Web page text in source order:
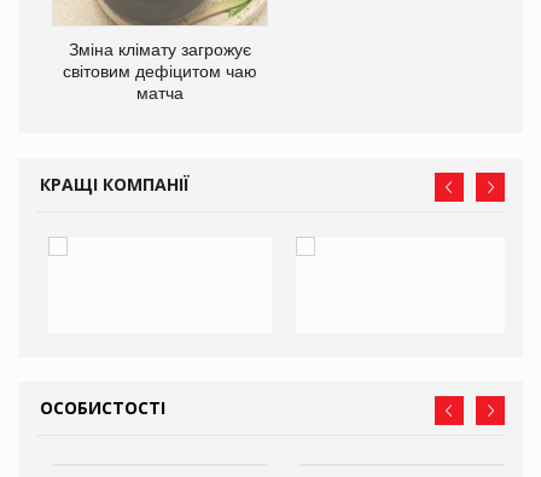
Зміна клімату загрожує
світовим дефіцитом чаю
матча
КРАЩІ КОМПАНІЇ
ОСОБИСТОСТІ